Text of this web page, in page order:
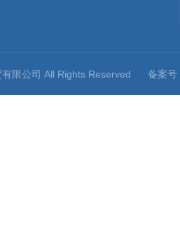
有限公司 All Rights Reserved 备案号